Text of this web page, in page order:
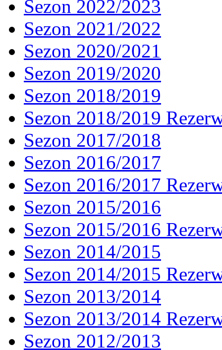
Sezon 2022/2023
Sezon 2021/2022
Sezon 2020/2021
Sezon 2019/2020
Sezon 2018/2019
Sezon 2018/2019
Sezon 2017/2018
Sezon 2016/2017
Sezon 2016/2017
Sezon 2015/2016
Sezon 2015/2016
Sezon 2014/2015
Sezon 2014/2015
Sezon 2013/2014
Sezon 2013/2014
Sezon 2012/2013